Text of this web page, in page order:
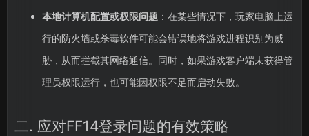
本地计算机配置或权限问题：在某些情况下，玩家电脑上运
行的防火墙或杀毒软件可能会错误地将游戏进程识别为威
胁，从而拦截其网络通信。同时，如果游戏客户端未获得管
理员权限运行，也可能因权限不足而启动失败。
二. 应对FF14登录问题的有效策略